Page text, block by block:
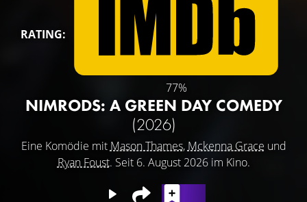
RATING:
77%
NIMRODS: A GREEN DAY COMEDY
(2026)
Eine Komödie mit Mason Thames, Mckenna Grace und
Ryan Foust. Seit 6. August 2026 im Kino.